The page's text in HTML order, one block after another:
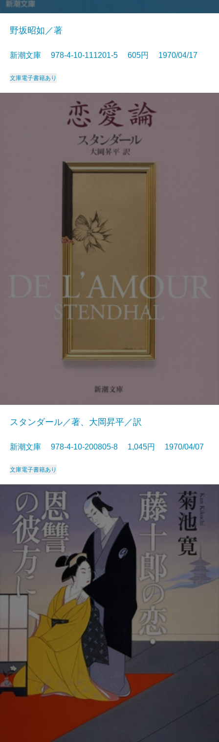
野坂昭如／著
新潮文庫 978-4-10-111201-5 605円 1970/04/17
文庫電子書籍あり
スタンダール／著、大岡昇平／訳
新潮文庫 978-4-10-200805-8 1,045円 1970/04/07
文庫電子書籍あり